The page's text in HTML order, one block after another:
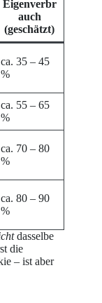
Eigenverbr
auch
(geschätzt)
ca. 35 – 45
%
ca. 55 – 65
%
ca. 70 – 80
%
ca. 80 – 90
%
dasselbe
die
– ist aber